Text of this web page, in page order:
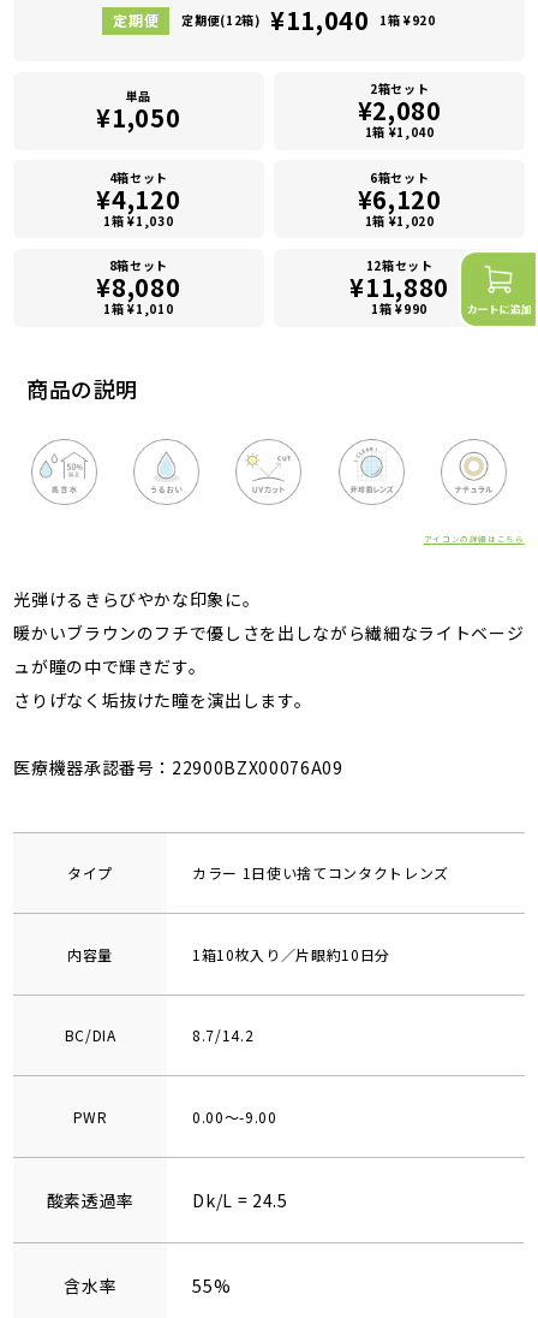
商品の説明
アイコンの詳細はこちら
光弾けるきらびやかな印象に。
暖かいブラウンのフチで優しさを出しながら繊細なライトベージ
ュが瞳の中で輝きだす。
さりげなく垢抜けた瞳を演出します。
医療機器承認番号：22900BZX00076A09
タイプ カラー 1日使い捨てコンタクトレンズ
内容量 1箱10枚入り／片眼約10日分
BC/DIA 8.7/14.2
PWR 0.00～-9.00
酸素透過率 Dk/L = 24.5
含水率 55%
定期便(12箱) ¥11,040 1箱 ¥920
単品
¥1,050
2箱セット
¥2,080
1箱 ¥1,040
4箱セット
¥4,120
1箱 ¥1,030
6箱セット
¥6,120
1箱 ¥1,020
8箱セット
¥8,080
1箱 ¥1,010
12箱セット
¥11,880
1箱 ¥990